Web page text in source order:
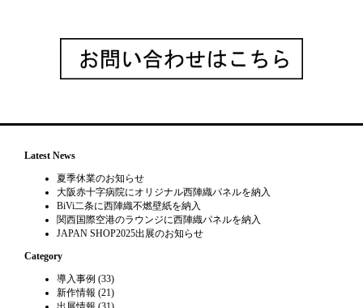
Latest News
夏季休業のお知らせ
大阪赤十字病院にオリジナル西陣織パネルを納入
BiVi二条に西陣織不燃壁紙を納入
関西国際空港のラウンジに西陣織パネルを納入
JAPAN SHOP2025出展のお知らせ
Category
導入事例 (33)
新作情報 (21)